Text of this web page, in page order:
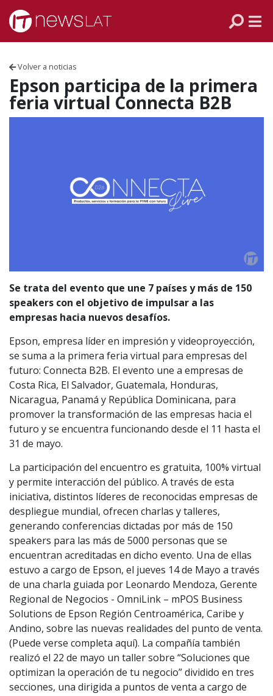
Skip to content
Volver a noticias
Epson participa de la primera
feria virtual Connecta B2B
Se trata del evento que une 7 países y más de 150
speakers con el objetivo de impulsar a las
empresas hacia nuevos desafíos.
Epson, empresa líder en impresión y videoproyección,
se suma a la primera feria virtual para empresas del
futuro: Connecta B2B. El evento une a empresas de
Costa Rica, El Salvador, Guatemala, Honduras,
Nicaragua, Panamá y República Dominicana, para
promover la transformación de las empresas hacia el
futuro y se encuentra funcionando desde el 11 hasta el
31 de mayo.
La participación del encuentro es gratuita, 100% virtual
y permite interacción del público. A través de esta
iniciativa, distintos líderes de reconocidas empresas de
despliegue mundial, ofrecen charlas y talleres,
generando conferencias dictadas por más de 150
speakers para las más de 5000 personas que se
encuentran acreditadas en dicho evento. Una de ellas
estuvo a cargo de Epson, el jueves 14 de Mayo a través
de una charla guiada por Leonardo Mendoza, Gerente
Regional de Negocios - OmniLink – mPOS Business
Solutions de Epson Región Centroamérica, Caribe y
Andino, sobre las nuevas realidades del punto de venta.
(Puede verse completa aquí). La compañía también
realizó el 22 de mayo un taller sobre “Soluciones que
optimizan la operación de tu negocio” dividido en tres
secciones, una dirigida a puntos de venta a cargo de
VENEZUELA
ECUADOR
ARGENTINA